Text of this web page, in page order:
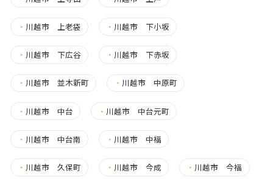
・ 川越市 上老袋 ・ 川越市 下小坂
・ 川越市 下広谷 ・ 川越市 下赤坂
・ 川越市 並木新町 ・ 川越市 中原町
・ 川越市 中台 ・ 川越市 中台元町
・ 川越市 中台南 ・ 川越市 中福
・ 川越市 久保町 ・ 川越市 今成 ・ 川越市 今福